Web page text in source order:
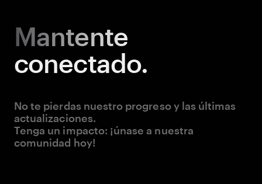
Mantente
conectado.
No te pierdas nuestro progreso y las últimas
actualizaciones.
Tenga un impacto: ¡únase a nuestra
comunidad hoy!